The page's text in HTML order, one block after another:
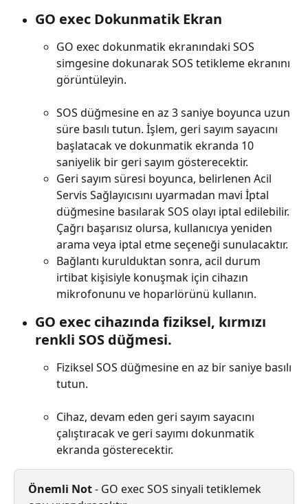
GO exec Dokunmatik Ekran
GO exec dokunmatik ekranındaki SOS
simgesine dokunarak SOS tetikleme ekranını
görüntüleyin.
SOS düğmesine en az 3 saniye boyunca uzun
süre basılı tutun. İşlem, geri sayım sayacını
başlatacak ve dokunmatik ekranda 10
saniyelik bir geri sayım gösterecektir.
Geri sayım süresi boyunca, belirlenen Acil
Servis Sağlayıcısını uyarmadan mavi İptal
düğmesine basılarak SOS olayı iptal edilebilir.
Çağrı başarısız olursa, kullanıcıya yeniden
arama veya iptal etme seçeneği sunulacaktır.
Bağlantı kurulduktan sonra, acil durum
irtibat kişisiyle konuşmak için cihazın
mikrofonunu ve hoparlörünü kullanın.
GO exec cihazında fiziksel, kırmızı
renkli SOS düğmesi.
Fiziksel SOS düğmesine en az bir saniye basılı
tutun.
Cihaz, devam eden geri sayım sayacını
çalıştıracak ve geri sayımı dokunmatik
ekranda gösterecektir.
Önemli Not - GO exec SOS sinyali tetiklemek